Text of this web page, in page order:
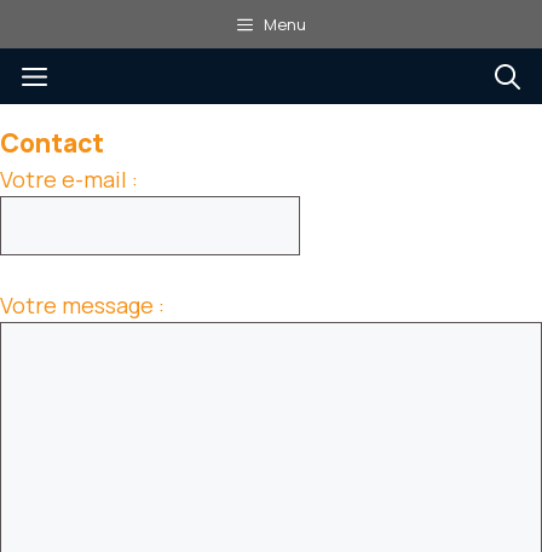
au
contenu
Menu
Menu
Contact
Votre e-mail :
Votre message :